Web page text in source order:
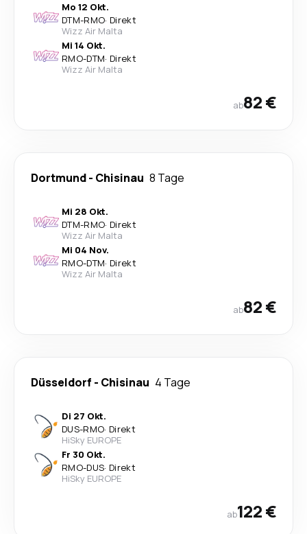
Mo 12 Okt.
DTM-RMO· Direkt
Wizz Air Malta
Mi 14 Okt.
RMO-DTM· Direkt
Wizz Air Malta
ab82 €
Dortmund- Chisinau 8 Tage
Mi 28 Okt.
DTM-RMO· Direkt
Wizz Air Malta
Mi 04 Nov.
RMO-DTM· Direkt
Wizz Air Malta
ab82 €
Düsseldorf - Chisinau 4 Tage
Di 27 Okt.
DUS-RMO· Direkt
HiSky EUROPE
Fr 30 Okt.
RMO-DUS· Direkt
HiSky EUROPE
ab122 €